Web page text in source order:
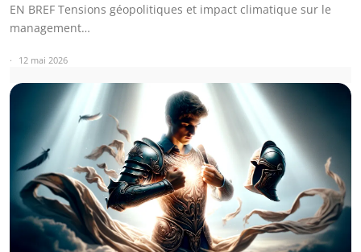
EN BREF Tensions géopolitiques et impact climatique sur le
management…
12 mai 2026